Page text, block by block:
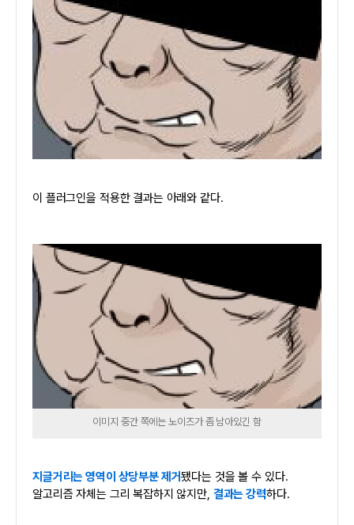
이 플러그인을 적용한 결과는 아래와 같다.
이미지 중간 쪽에는 노이즈가 좀 남아있긴 함
지글거리는 영역이 상당부분 제거됐다는 것을 볼 수 있다.
알고리즘 자체는 그리 복잡하지 않지만, 결과는 강력하다.